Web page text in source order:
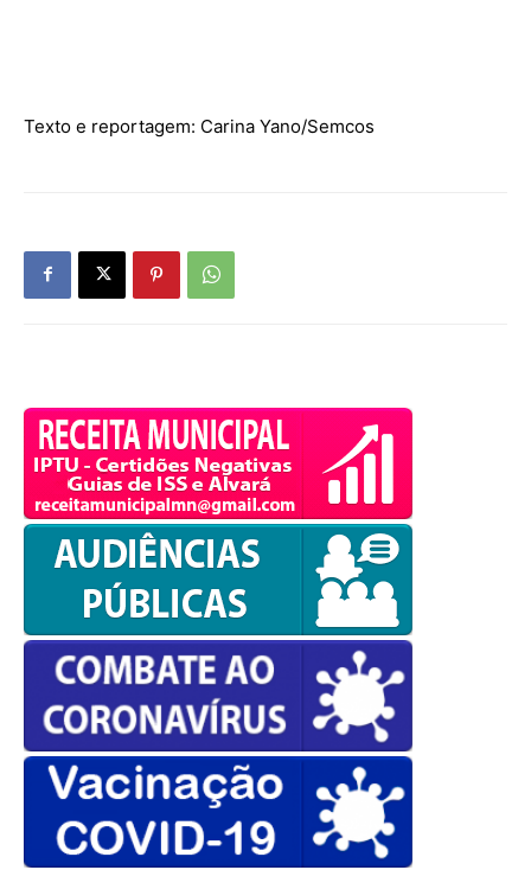
Texto e reportagem: Carina Yano/Semcos